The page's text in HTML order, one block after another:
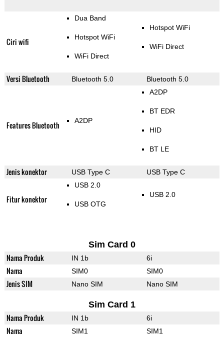
Ciri wifi
Dua Band
Hotspot WiFi
WiFi Direct
Hotspot WiFi
WiFi Direct
Versi Bluetooth Bluetooth 5.0 Bluetooth 5.0
Features Bluetooth A2DP
A2DP
BT EDR
HID
BT LE
Jenis konektor USB Type C USB Type C
Fitur konektor
USB 2.0
USB OTG
USB 2.0
Sim Card 0
Nama Produk IN 1b 6i
Nama SIM0 SIM0
Jenis SIM Nano SIM Nano SIM
Sim Card 1
Nama Produk IN 1b 6i
Nama SIM1 SIM1